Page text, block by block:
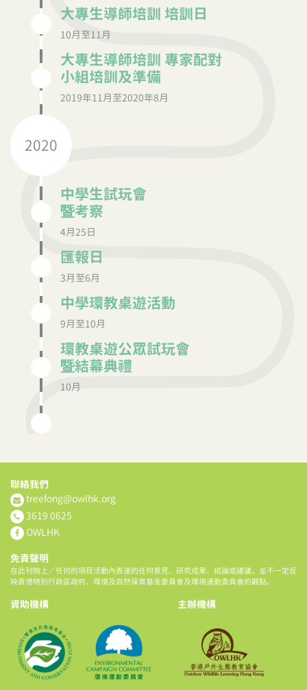
大專生導師培訓 培訓日
10月至11月
大專生導師培訓 專家配對
小組培訓及準備
2019年11月至2020年8月
2020
中學生試玩會
暨考察
4月25日
匯報日
3月至6月
中學環教桌遊活動
9月至10月
環教桌遊公眾試玩會
暨結幕典禮
10月
聯絡我們
treefong@owlhk.org
3619 0625
OWLHK
免責聲明
在此刊物上／任何的項目活動內表達的任何意見、研究成果、結論或建議，並不一定反
映香港特別行政區政府、環境及自然保育基金委員會及環境運動委員會的觀點。
資助機構 主辦機構